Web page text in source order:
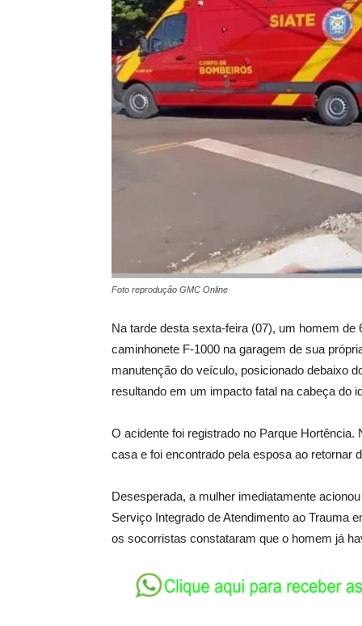
Foto reprodução GMC Online
Na tarde desta sexta-feira (07), um homem
caminhonete F-1000 na garagem de sua
manutenção do veículo, posicionado debaixo
resultando em um impacto fatal na cabeça do
O acidente foi registrado no Parque
casa e foi encontrado pela esposa ao retornar
Desesperada, a mulher imediatamente
Serviço Integrado de Atendimento ao Trauma
os socorristas constataram que o homem já